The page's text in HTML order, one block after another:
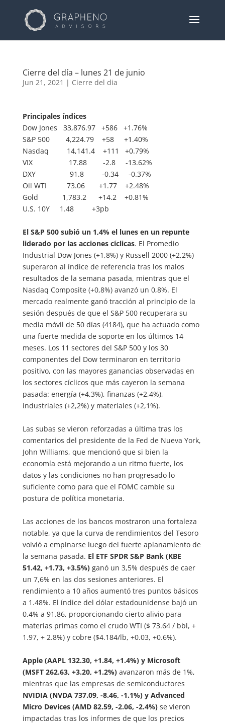
Cierre del día – lunes 21 de junio
Jun 21, 2021 | Cierre del dia
Principales índices
Dow Jones 33,876.97 +586 +1.76%
S&P 500 4,224.79 +58 +1.40%
Nasdaq 14,141.4 +111 +0.79%
VIX 17.88 -2.8 -13.62%
DXY 91.8 -0.34 -0.37%
Oil WTI 73.06 +1.77 +2.48%
Gold 1,783.2 +14.2 +0.81%
U.S. 10Y 1.48 +3pb
El S&P 500 subió un 1,4% el lunes en un repunte
liderado por las acciones cíclicas. El Promedio
Industrial Dow Jones (+1,8%) y Russell 2000 (+2,2%)
superaron al índice de referencia tras los malos
resultados de la semana pasada, mientras que el
Nasdaq Composite (+0,8%) avanzó un 0,8%. El
mercado realmente ganó tracción al principio de la
sesión después de que el S&P 500 recuperara su
media móvil de 50 días (4184), que ha actuado como
una fuerte medida de soporte en los últimos 14
meses. Los 11 sectores del S&P 500 y los 30
componentes del Dow terminaron en territorio
positivo, con las mayores ganancias observadas en
los sectores cíclicos que más cayeron la semana
pasada: energía (+4,3%), finanzas (+2,4%),
industriales (+2,2%) y materiales (+2,1%).
Las subas se vieron reforzadas a última tras los
comentarios del presidente de la Fed de Nueva York,
John Williams, que mencionó que si bien la
economía está mejorando a un ritmo fuerte, los
datos y las condiciones no han progresado lo
suficiente como para que el FOMC cambie su
postura de política monetaria.
Las acciones de los bancos mostraron una fortaleza
notable, ya que la curva de rendimientos del Tesoro
volvió a empinarse luego del fuerte aplanamiento de
la semana pasada. El ETF SPDR S&P Bank (KBE
51.42, +1.73, +3.5%)ganó un 3,5% después de caer
un 7,6% en las dos sesiones anteriores. El
rendimiento a 10 años aumentó tres puntos básicos
a 1.48%. El índice del dólar estadounidense bajó un
0.4% a 91.86, proporcionando cierto alivio para
materias primas como el crudo WTI ($ 73.64 / bbl, +
1.97, + 2.8%) y cobre ($4.184/lb, +0.03, +0.6%).
Apple (AAPL 132.30, +1.84, +1.4%) y Microsoft
(MSFT 262.63, +3.20, +1.2%)avanzaron más de 1%,
mientras que las empresas de semiconductores
NVIDIA (NVDA 737.09, -8.46, -1.1%) y Advanced
Micro Devices (AMD 82.59, -2.06, -2.4%)se vieron
impactadas tras los informes de que los precios